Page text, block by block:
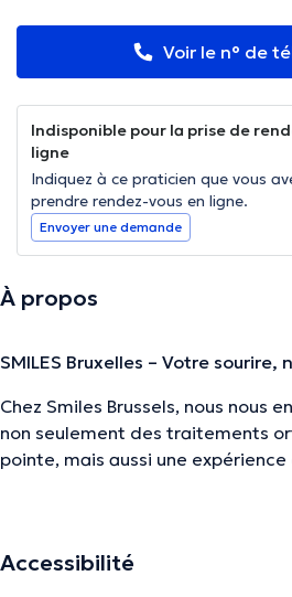
Voir le n° de
Indisponible pour la prise de
ligne
Indiquez à ce praticien que vous
prendre rendez-vous en ligne.
Envoyer une demande
À propos
SMILES Bruxelles – Votre sourire,
Chez Smiles Brussels, nous nous
non seulement des traitements
pointe, mais aussi une
d’experts est à votre service,
Accessibilité